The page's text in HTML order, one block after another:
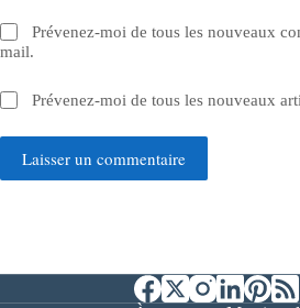
Prévenez-moi de tous les nouveaux
mail.
Prévenez-moi de tous les nouveaux
Laisser un commentaire